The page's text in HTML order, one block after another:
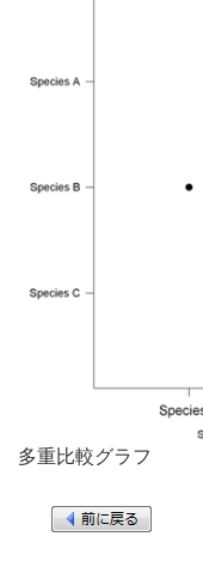
多重比較グラフ